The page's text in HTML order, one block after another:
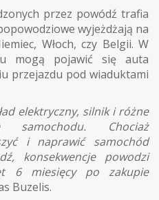
przez powódź trafia
wyjeżdżają na
Włoch, czy Belgii. W
mogą pojawić się auta
przejazdu pod wiaduktami
elektryczny, silnik i różne
samochodu. Chociaż
i naprawić samochód
konsekwencje powodzi
6 miesięcy po zakupie
Buzelis.